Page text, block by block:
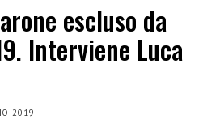
escluso da
Interviene Luca
2019